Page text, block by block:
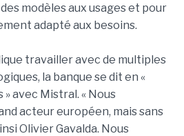
modèles aux usages et pour
adapté aux besoins.
travailler avec de multiples
la banque se dit en «
avec Mistral. « Nous
acteur européen, mais sans
Olivier Gavalda. Nous